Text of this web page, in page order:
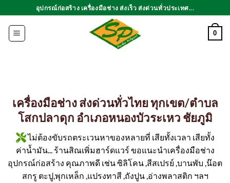
ไป
เนื้อหา
อุปกรณ์ก่อสร้าง เครื่องมือช่าง ส่งเร็ว ส่งด่วนทั่วประเทศ...
0
เครื่องมือช่าง ส่งด่วนทั่วไทย ทุกเขต/ตำบล
โสกปลาดุก อำเภอหนองบัวระเหว ชัยภูมิ
ไม่ต้องขับรถตระเวนหาของหลายที่ เสียทั้งเวลา เสียทั้ง
ค่าน้ำมัน... ร้านสิณเพิ่มฮาร์ดแวร์ ขอแนะนำเครื่องมือช่าง
อุปกรณ์ก่อสร้าง คุณภาพดี เช่น ซิลิโคน ,สีสเปรย์ ,บานพับ ,น๊อต
สกรู ตะปู,พุกเหล็ก ,แปรงทาสี ,ถังปูน ,อ่างพลาสติก ฯลฯ